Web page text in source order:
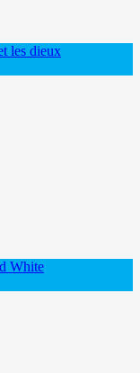
les dieux
White